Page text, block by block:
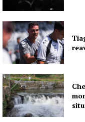
Publicidade
Quero ser Assinante